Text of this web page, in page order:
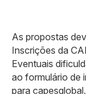
As propostas
Inscrições da
Eventuais
ao formulário de
para